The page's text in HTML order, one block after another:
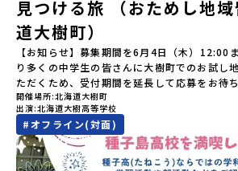
留学生が活用している宿泊施設（シェアハウ
宿泊いただく予定です。 【旅行代金】無料※
用のうち、以下の内容が無料となります：・
グラム内のアクティビティ・体験費用・一部
参加者のご負担となります・集合場所までの
や自由時間の個人飲食費などの個人的費用【
申し込み多数の場合は抽選の上決定）【参加
数の場合は、締め切り後1週間を目途に当落結
す。【申し込み受付期間】5月7日(木)12：00
12：00まで疑問も不安もワクワクに変える！
ステップアップ説明会プログラムの内容を詳
る瞬間を肌で体感できる町です。北の大地で
化」とは？「アイヌ」の文化は北海道を中心
住民族である「アイヌ民族」によって大切に
す。日本語とは異なる響きを持つ「アイヌ語
る物に「魂」が宿ると考える「精神文化」、
どに踊られる「古式舞踊」、独特の文様によ
木彫り等の工芸など、ユニークな文化が存在
は、人間のまわりに存在する生き物や自然の
のうち、人間にとって大切な役割を持ってい
呼んでいます。いつも自分たちを見守ってく
見つける旅 （おためし地
道大樹町）
【お知らせ】募集期間を6月4日（木）12:00
り多くの中学生の皆さんに大樹町でのお試し
ただくため、受付期間を延長して応募をお待
し込みのタイミングを逃してしまった」とい
ひ一歩踏み出してみませんか？※都合により締
がございます。お早目にご応募ください
-------------------＼返還不要・3年間最大72
学に【毎月2万円】の給付型奨学金～夢に向
開催場所 北海道大樹町
出演 北海道大樹高等学校
#オフライン(対面)